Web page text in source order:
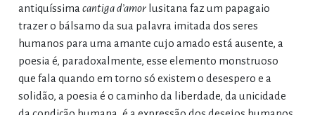
antiquíssima cantiga d’amorlusitana faz um papagaio
trazer o bálsamo da sua palavra imitada dos seres
humanos para uma amante cujo amado está ausente, a
poesia é, paradoxalmente, esse elemento monstruoso
que fala quando em torno só existem o desespero e a
solidão, a poesia é o caminho da liberdade, da unicidade